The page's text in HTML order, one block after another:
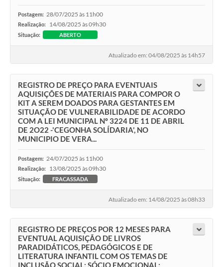
Postagem: 28/07/2025 às 11h00
Realização: 14/08/2025 às 09h30
Situação: ABERTO
Atualizado em: 04/08/2025 às 14h57
REGISTRO DE PREÇO PARA EVENTUAIS
AQUISIÇÕES DE MATERIAIS PARA COMPOR O
KIT A SEREM DOADOS PARA GESTANTES EM
SITUAÇÃO DE VULNERABILIDADE DE ACORDO
COM A LEI MUNICIPAL Nº 3224 DE 11 DE ABRIL
DE 2O22 -'CEGONHA SOLÍDARIA', NO
MUNICIPIO DE VERA...
Postagem: 24/07/2025 às 11h00
Realização: 13/08/2025 às 09h30
Situação: FRACASSADA
Atualizado em: 14/08/2025 às 08h33
REGISTRO DE PREÇOS POR 12 MESES PARA
EVENTUAL AQUISIÇÃO DE LIVROS
PARADIDÁTICOS, PEDAGÓGICOS E DE
LITERATURA INFANTIL COM OS TEMAS DE
INCLUSÃO SOCIAL; SÓCIO EMOCIONAL;